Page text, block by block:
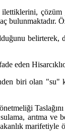
biri olan "su"
arıtma ve